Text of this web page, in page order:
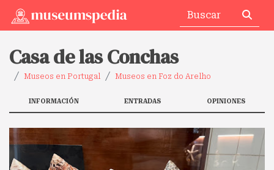
Casa de las Conchas
Museos en Portugal Museos en Foz do Arelho
INFORMACIÓN ENTRADAS OPINIONES